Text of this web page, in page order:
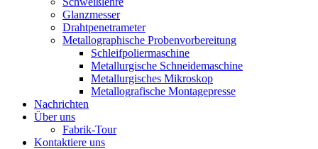
Glanzmesser
Drahtpenetrameter
Metallographische Probenvorbereitung
Schleifpoliermaschine
Metallurgische Schneidemaschine
Metallurgisches Mikroskop
Metallografische Montagepresse
Nachrichten
Über uns
Fabrik-Tour
Kontaktiere uns